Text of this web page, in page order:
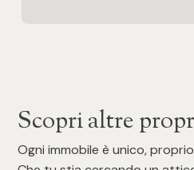
Scopri altre
Ogni immobile è unico,